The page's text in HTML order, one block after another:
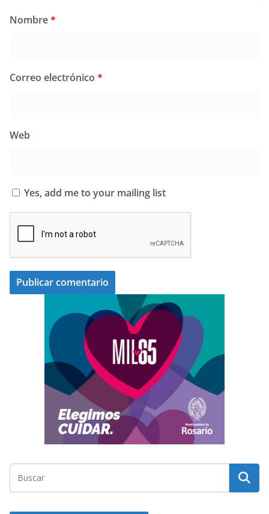
Nombre*
Correo electrónico *
Web
Yes, add me to your mailing list